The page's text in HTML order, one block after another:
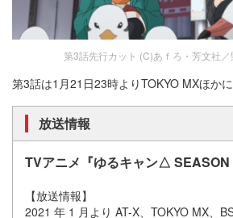
第3話先行カット (C)あｆろ・芳文社
第3話は1月21日23時よりTOKYO MXほかに
放送情報
TVアニメ『ゆるキャン△ SEASON
【放送情報】
2021 年 1 月より AT-X、TOKYO MX、